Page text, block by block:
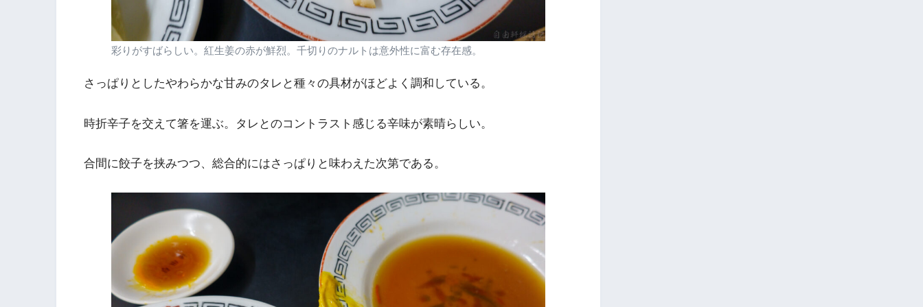
彩りがすばらしい。紅生姜の赤が鮮烈。千切りのナルトは意外性に富む存在感。
さっぱりとしたやわらかな甘みのタレと種々の具材がほどよく調和している。
時折辛子を交えて箸を運ぶ。タレとのコントラスト感じる辛味が素晴らしい。
合間に餃子を挟みつつ、総合的にはさっぱりと味わえた次第である。